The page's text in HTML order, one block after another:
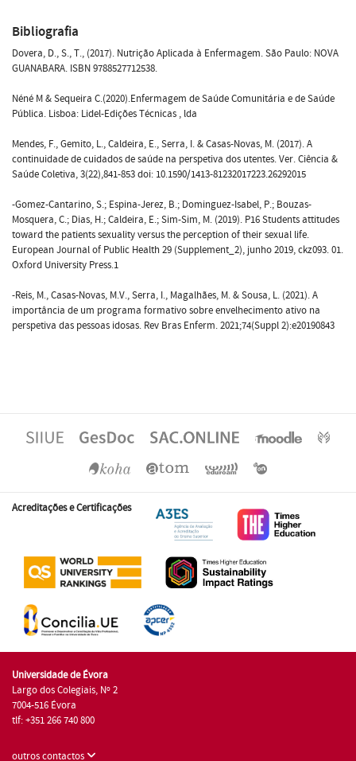
Bibliografia
Dovera, D., S., T., (2017). Nutrição Aplicada à Enfermagem. São Paulo: NOVA
GUANABARA. ISBN 9788527712538.
Néné M & Sequeira C.(2020).Enfermagem de Saúde Comunitária e de Saúde
Pública. Lisboa: Lidel-Edições Técnicas , lda
Mendes, F., Gemito, L., Caldeira, E., Serra, I. & Casas-Novas, M. (2017). A
continuidade de cuidados de saúde na perspetiva dos utentes. Ver. Ciência &
Saúde Coletiva, 3(22),841-853 doi: 10.1590/1413-81232017223.26292015
-Gomez-Cantarino, S.; Espina-Jerez, B.; Dominguez-Isabel, P.; Bouzas-
Mosquera, C.; Dias, H.; Caldeira, E.; Sim-Sim, M. (2019). P16 Students attitudes
toward the patients sexuality versus the perception of their sexual life.
European Journal of Public Health 29 (Supplement_2), junho 2019, ckz093. 01.
Oxford University Press.1
-Reis, M., Casas-Novas, M.V., Serra, I., Magalhães, M. & Sousa, L. (2021). A
importância de um programa formativo sobre envelhecimento ativo na
perspetiva das pessoas idosas. Rev Bras Enferm. 2021;74(Suppl 2):e20190843
Acreditações e Certificações
Universidade de Évora
Largo dos Colegiais, Nº 2
7004-516 Évora
tlf: +351 266 740 800
outros contactos